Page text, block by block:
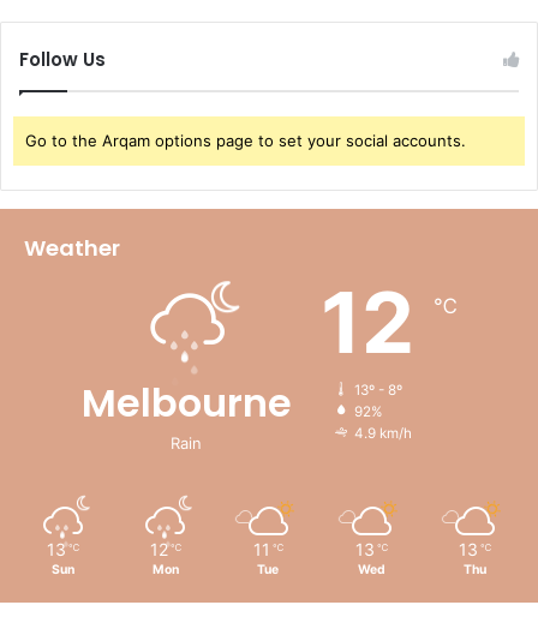
Follow Us
Go to the Arqam options page to set your social accounts.
Weather
Melbourne
Rain
12 ℃
13º - 8º
92%
4.9 km/h
13 ℃
Sun
12 ℃
Mon
11 ℃
Tue
13 ℃
Wed
13 ℃
Thu